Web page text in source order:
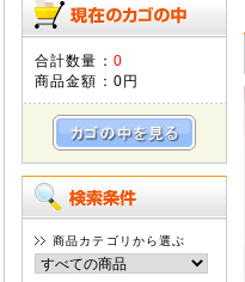
合計数量： 0
商品金額： 0円
商品カテゴリから選ぶ